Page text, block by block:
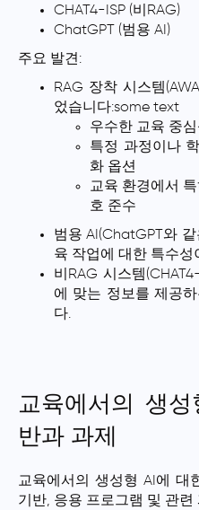
CHAT4-ISP (비RAG)
ChatGPT (범용 AI)
주요 발견:
RAG 장착 시스템
었습니다:some text
우수한 교육 중심
특정 과정이나
화 옵션
교육 환경에서
호 준수
범용 AI(ChatGPT와
육 작업에 대한 특수성
비RAG 시스템
에 맞는 정보를 제공
다.
교육에서의 생성
반과 과제
교육에서의 생성형 AI에 대
기반, 응용 프로그램 및 관